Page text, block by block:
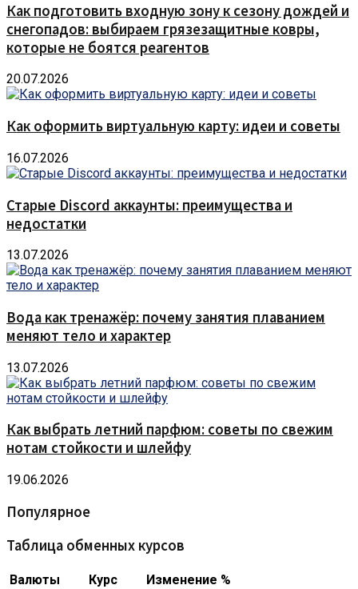
Как подготовить входную зону к сезону дождей и
снегопадов: выбираем грязезащитные ковры,
которые не боятся реагентов
20.07.2026
Как оформить виртуальную карту: идеи и советы
16.07.2026
Старые Discord аккаунты: преимущества и
недостатки
13.07.2026
Вода как тренажёр: почему занятия плаванием
меняют тело и характер
13.07.2026
Как выбрать летний парфюм: советы по свежим
нотам стойкости и шлейфу
19.06.2026
Популярное
Таблица обменных курсов
Валюты Курс
Изменение %